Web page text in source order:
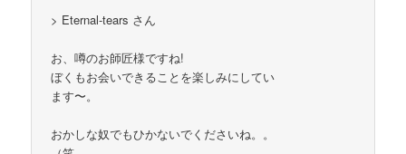
> Eternal-tears さん
お、噂のお師匠様ですね!
ぼくもお会いできることを楽しみにしてい
ます〜。
おかしな奴でもひかないでくださいね。。